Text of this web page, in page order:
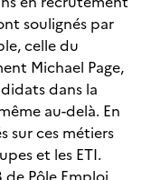
soulignés par
celle du
Michael Page,
dans la
au-delà. En
sur ces métiers
et les ETI.